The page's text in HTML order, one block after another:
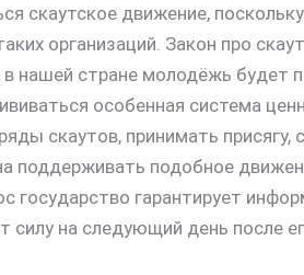
скаутское движение,
организаций. Закон про
нашей стране молодёжь будет
особенная система
скаутов, принимать присягу,
поддерживать подобное
государство гарантирует
силу на следующий день после